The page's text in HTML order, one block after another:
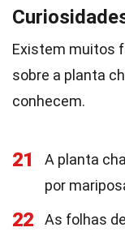
Existem muitos
sobre a planta
conhecem.
21
A planta
por
22
As folhas